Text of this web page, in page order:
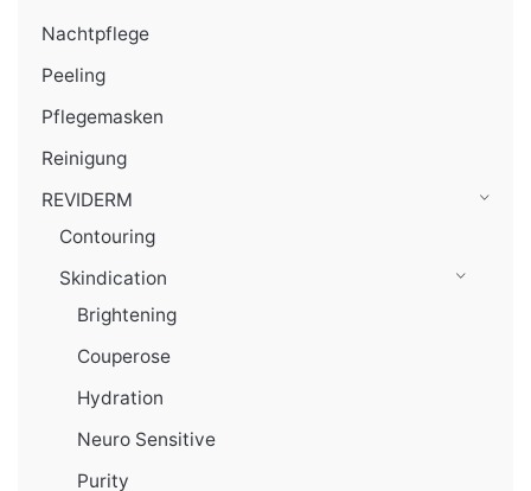
Nachtpflege
Peeling
Pflegemasken
Reinigung
REVIDERM
Contouring
Skindication
Brightening
Couperose
Hydration
Neuro Sensitive
Purity